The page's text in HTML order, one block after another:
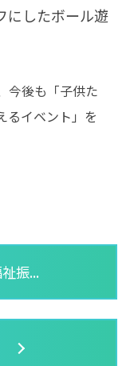
にしたボール遊
今後も「子供た
るイベント」を
振...